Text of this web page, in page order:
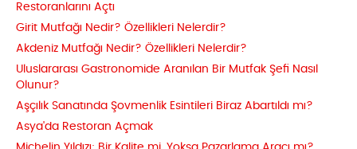
Restoranlarını Açtı
Girit Mutfağı Nedir? Özellikleri Nelerdir?
Akdeniz Mutfağı Nedir? Özellikleri Nelerdir?
Uluslararası Gastronomide Aranılan Bir Mutfak Şefi Nasıl
Olunur?
Aşçılık Sanatında Şovmenlik Esintileri Biraz Abartıldı mı?
Asya'da Restoran Açmak